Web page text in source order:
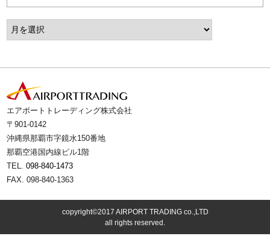
エアポートトレーディング株式会社
〒901-0142
沖縄県那覇市字鏡水150番地
那覇空港国内線ビル1階
TEL.098-840-1473
FAX. 098-840-1363
copyright©2017 AIRPORT TRADING co.,LTD
all rights reserved.